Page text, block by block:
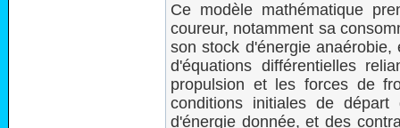
Ce modèle mathématique
coureur, notamment sa
son stock d'énergie
d'équations différentielles
propulsion et les forces de
conditions initiales de
d'énergie donnée, et des